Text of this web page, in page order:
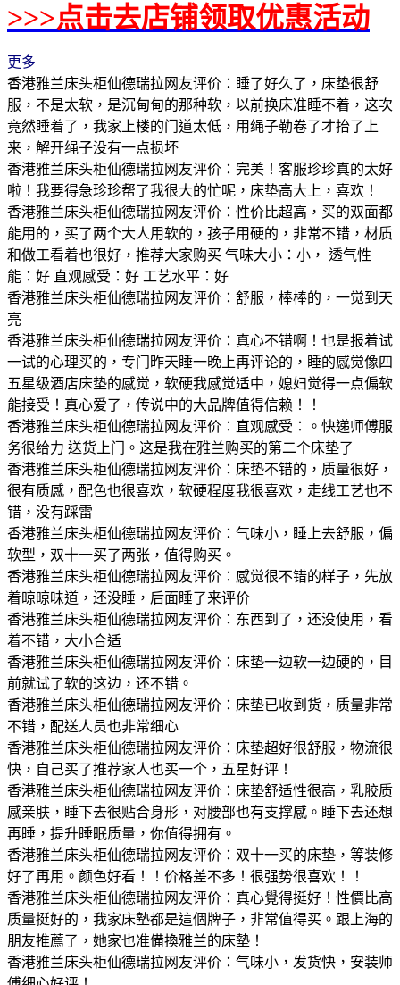
>>>点击去店铺领取优惠活动
更多
香港雅兰床头柜仙德瑞拉网友评价：睡了好久了，床垫很舒
服，不是太软，是沉甸甸的那种软，以前换床准睡不着，这次
竟然睡着了，我家上楼的门道太低，用绳子勒卷了才抬了上
来，解开绳子没有一点损坏
香港雅兰床头柜仙德瑞拉网友评价：完美！客服珍珍真的太好
啦！我要得急珍珍帮了我很大的忙呢，床垫高大上，喜欢！
香港雅兰床头柜仙德瑞拉网友评价：性价比超高，买的双面都
能用的，买了两个大人用软的，孩子用硬的，非常不错，材质
和做工看着也很好，推荐大家购买 气味大小：小， 透气性
能：好 直观感受：好 工艺水平：好
香港雅兰床头柜仙德瑞拉网友评价：舒服，棒棒的，一觉到天
亮
香港雅兰床头柜仙德瑞拉网友评价：真心不错啊！也是报着试
一试的心理买的，专门昨天睡一晚上再评论的，睡的感觉像四
五星级酒店床垫的感觉，软硬我感觉适中，媳妇觉得一点偏软
能接受！真心爱了，传说中的大品牌值得信赖！！
香港雅兰床头柜仙德瑞拉网友评价：直观感受：。快递师傅服
务很给力 送货上门。这是我在雅兰购买的第二个床垫了
香港雅兰床头柜仙德瑞拉网友评价：床垫不错的，质量很好，
很有质感，配色也很喜欢，软硬程度我很喜欢，走线工艺也不
错，没有踩雷
香港雅兰床头柜仙德瑞拉网友评价：气味小，睡上去舒服，偏
软型，双十一买了两张，值得购买。
香港雅兰床头柜仙德瑞拉网友评价：感觉很不错的样子，先放
着晾晾味道，还没睡，后面睡了来评价
香港雅兰床头柜仙德瑞拉网友评价：东西到了，还没使用，看
着不错，大小合适
香港雅兰床头柜仙德瑞拉网友评价：床垫一边软一边硬的，目
前就试了软的这边，还不错。
香港雅兰床头柜仙德瑞拉网友评价：床垫已收到货，质量非常
不错，配送人员也非常细心
香港雅兰床头柜仙德瑞拉网友评价：床垫超好很舒服，物流很
快，自己买了推荐家人也买一个，五星好评！
香港雅兰床头柜仙德瑞拉网友评价：床垫舒适性很高，乳胶质
感亲肤，睡下去很贴合身形，对腰部也有支撑感。睡下去还想
再睡，提升睡眠质量，你值得拥有。
香港雅兰床头柜仙德瑞拉网友评价：双十一买的床垫，等装修
好了再用。颜色好看！！价格差不多！很强势很喜欢！！
香港雅兰床头柜仙德瑞拉网友评价：真心覺得挺好！性價比高
质量挺好的，我家床墊都是這個牌子，非常值得买。跟上海的
朋友推薦了，她家也准備換雅兰的床墊！
香港雅兰床头柜仙德瑞拉网友评价：气味小，发货快，安装师